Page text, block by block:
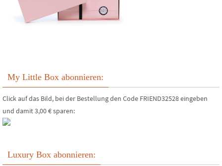
My Little Box abonnieren:
Click auf das Bild, bei der Bestellung den Code FRIEND32528 eingeben
und damit 3,00 € sparen:
Luxury Box abonnieren: